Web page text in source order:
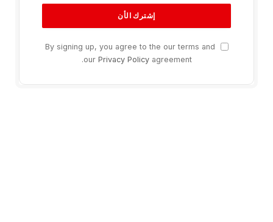
By signing up, you agree to the our terms and
our Privacy Policyagreement.